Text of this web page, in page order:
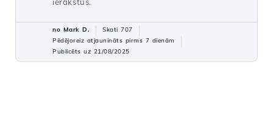
no Mark D.
Skati 707
Pēdējoreiz atjaunināts pirms 7 dienām
Publicēts uz 21/08/2025